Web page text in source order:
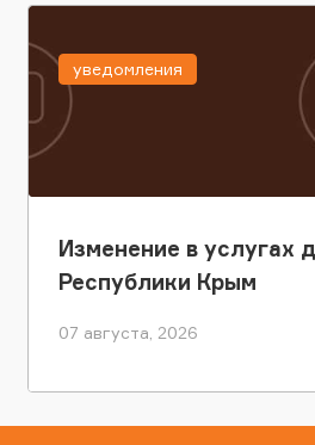
Изменение в услугах
Республики Крым
07 августа, 2026
уведомления